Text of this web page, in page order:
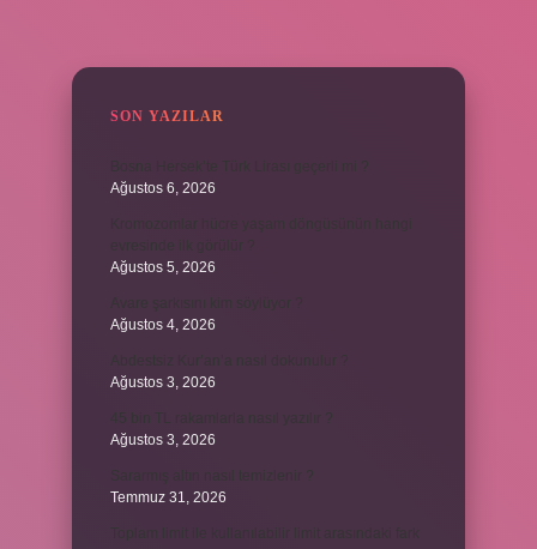
SON YAZILAR
Ağustos 6, 2026
Ağustos 5, 2026
Ağustos 4, 2026
Ağustos 3, 2026
Ağustos 3, 2026
Temmuz 31, 2026